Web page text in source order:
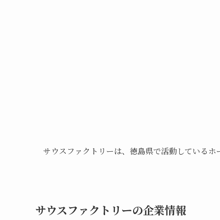
サウスファクトリーは、徳島県で活動しているホ
サウスファクトリーの企業情報